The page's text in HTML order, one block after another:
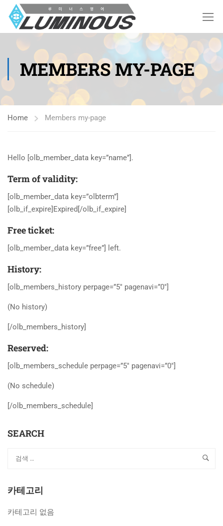
MEMBERS MY-PAGE
Home Members my-page
Hello [olb_member_data key=”name”].
Term of validity:
[olb_member_data key=”olbterm”]
[olb_if_expire]Expired[/olb_if_expire]
Free ticket:
[olb_member_data key=”free”] left.
History:
[olb_members_history perpage=”5″ pagenavi=”0″]
(No history)
[/olb_members_history]
Reserved:
[olb_members_schedule perpage=”5″ pagenavi=”0″]
(No schedule)
[/olb_members_schedule]
SEARCH
카테고리
카테고리 없음